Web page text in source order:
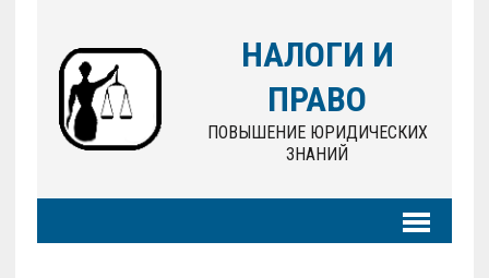
НАЛОГИ И
ПРАВО
ПОВЫШЕНИЕ ЮРИДИЧЕСКИХ
ЗНАНИЙ